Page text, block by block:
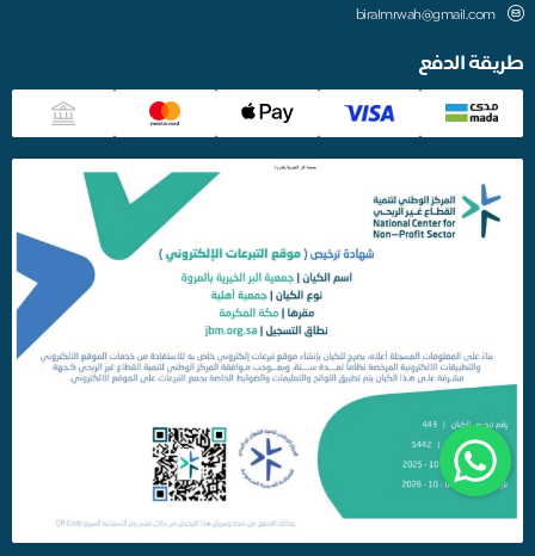
biralmrwah@gmail.com
طريقة الدفع